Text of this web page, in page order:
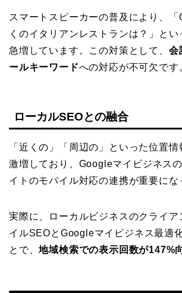
スマートスピーカーの普及により、
くのイタリアンレストランは？」と
急増しています。この対策として、 会
ールキーワードへの対応が不可欠です
ローカルSEOとの融合
「近くの」「周辺の」といった位置
激増しており、Googleマイビジネス
イトのモバイル対応の連携が重要にな
実際に、ローカルビジネスのクライア
イルSEOとGoogleマイビジネス最適
とで、地域検索での表示回数が147%